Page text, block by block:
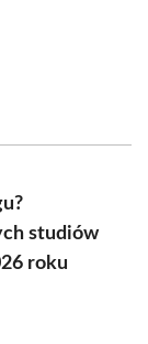
studiów
roku